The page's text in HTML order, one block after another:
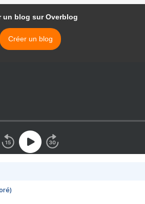
un blog sur Overblog
Créer un blog